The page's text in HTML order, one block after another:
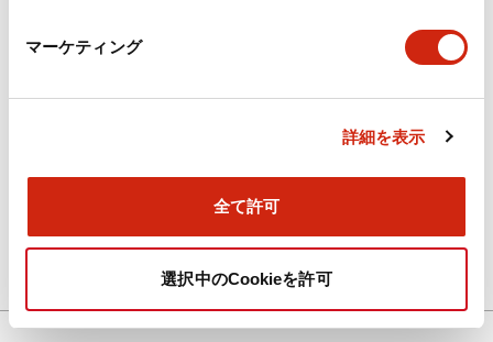
マーケティング
詳細を表示
全て許可
選択中のCookieを許可
（WG）に参画し、協働ロボットを含めたさまざまな産業用ロ
ISO10218シリーズの開発に貢献しています。
また、近年増加している無人搬送車（AGV、AMR、AGF等）
際規格であるISO3691-4の開発にも貢献しています。